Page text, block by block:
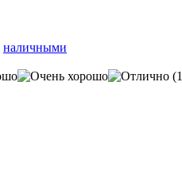
наличными